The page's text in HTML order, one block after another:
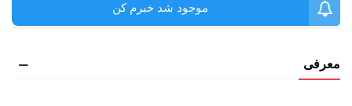
موجود شد خبرم کن
معرفی